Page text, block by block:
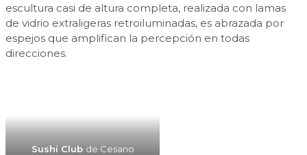
escultura casi de altura completa, realizada con lamas
de vidrio extraligeras retroiluminadas, es abrazada por
espejos que amplifican la percepción en todas
direcciones.
Sushi Club de Cesano